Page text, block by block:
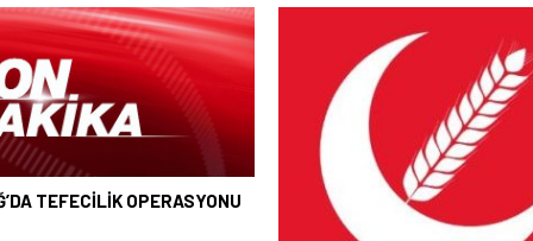
BUGÜN ÇOĞU YERDE
OLMAYACAK